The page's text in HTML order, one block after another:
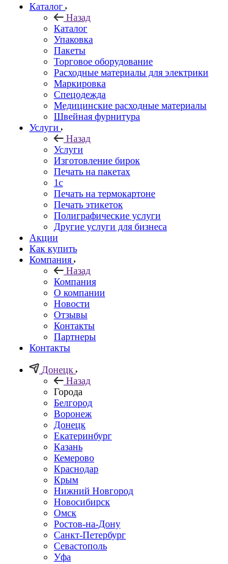
Каталог
Назад
Каталог
Упаковка
Пакеты
Торговое оборудование
Расходные материалы для электрики
Маркировка
Спецодежда
Медицинские расходные материалы
Швейная фурнитура
Услуги
Назад
Услуги
Изготовление бирок
Печать на пакетах
1c
Печать на термокартоне
Печать этикеток
Полиграфические услуги
Другие услуги для бизнеса
Акции
Как купить
Компания
Назад
Компания
О компании
Новости
Отзывы
Контакты
Партнеры
Контакты
Донецк
Назад
Города
Белгород
Воронеж
Донецк
Екатеринбург
Казань
Кемерово
Краснодар
Крым
Нижний Новгород
Новосибирск
Омск
Ростов-на-Дону
Санкт-Петербург
Севастополь
Уфа